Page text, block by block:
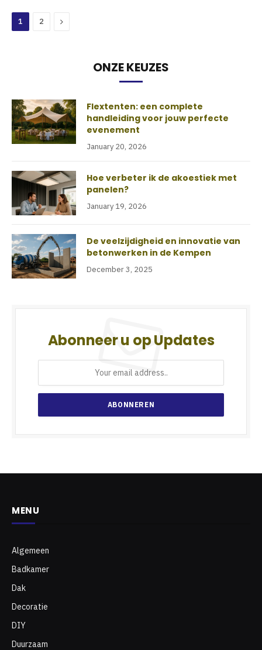
1 2 Next
ONZE KEUZES
Flextenten: een complete
handleiding voor jouw perfecte
evenement
January 20, 2026
Hoe verbeter ik de akoestiek met
panelen?
January 19, 2026
De veelzijdigheid en innovatie van
betonwerken in de Kempen
December 3, 2025
Abonneer u op Updates
MENU
Algemeen
Badkamer
Dak
Decoratie
DIY
Duurzaam